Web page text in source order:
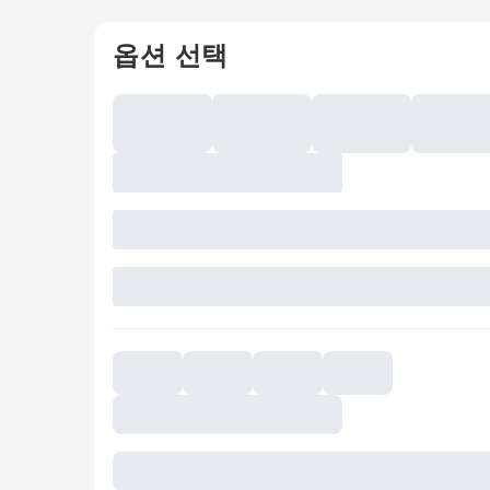
옵션 선택